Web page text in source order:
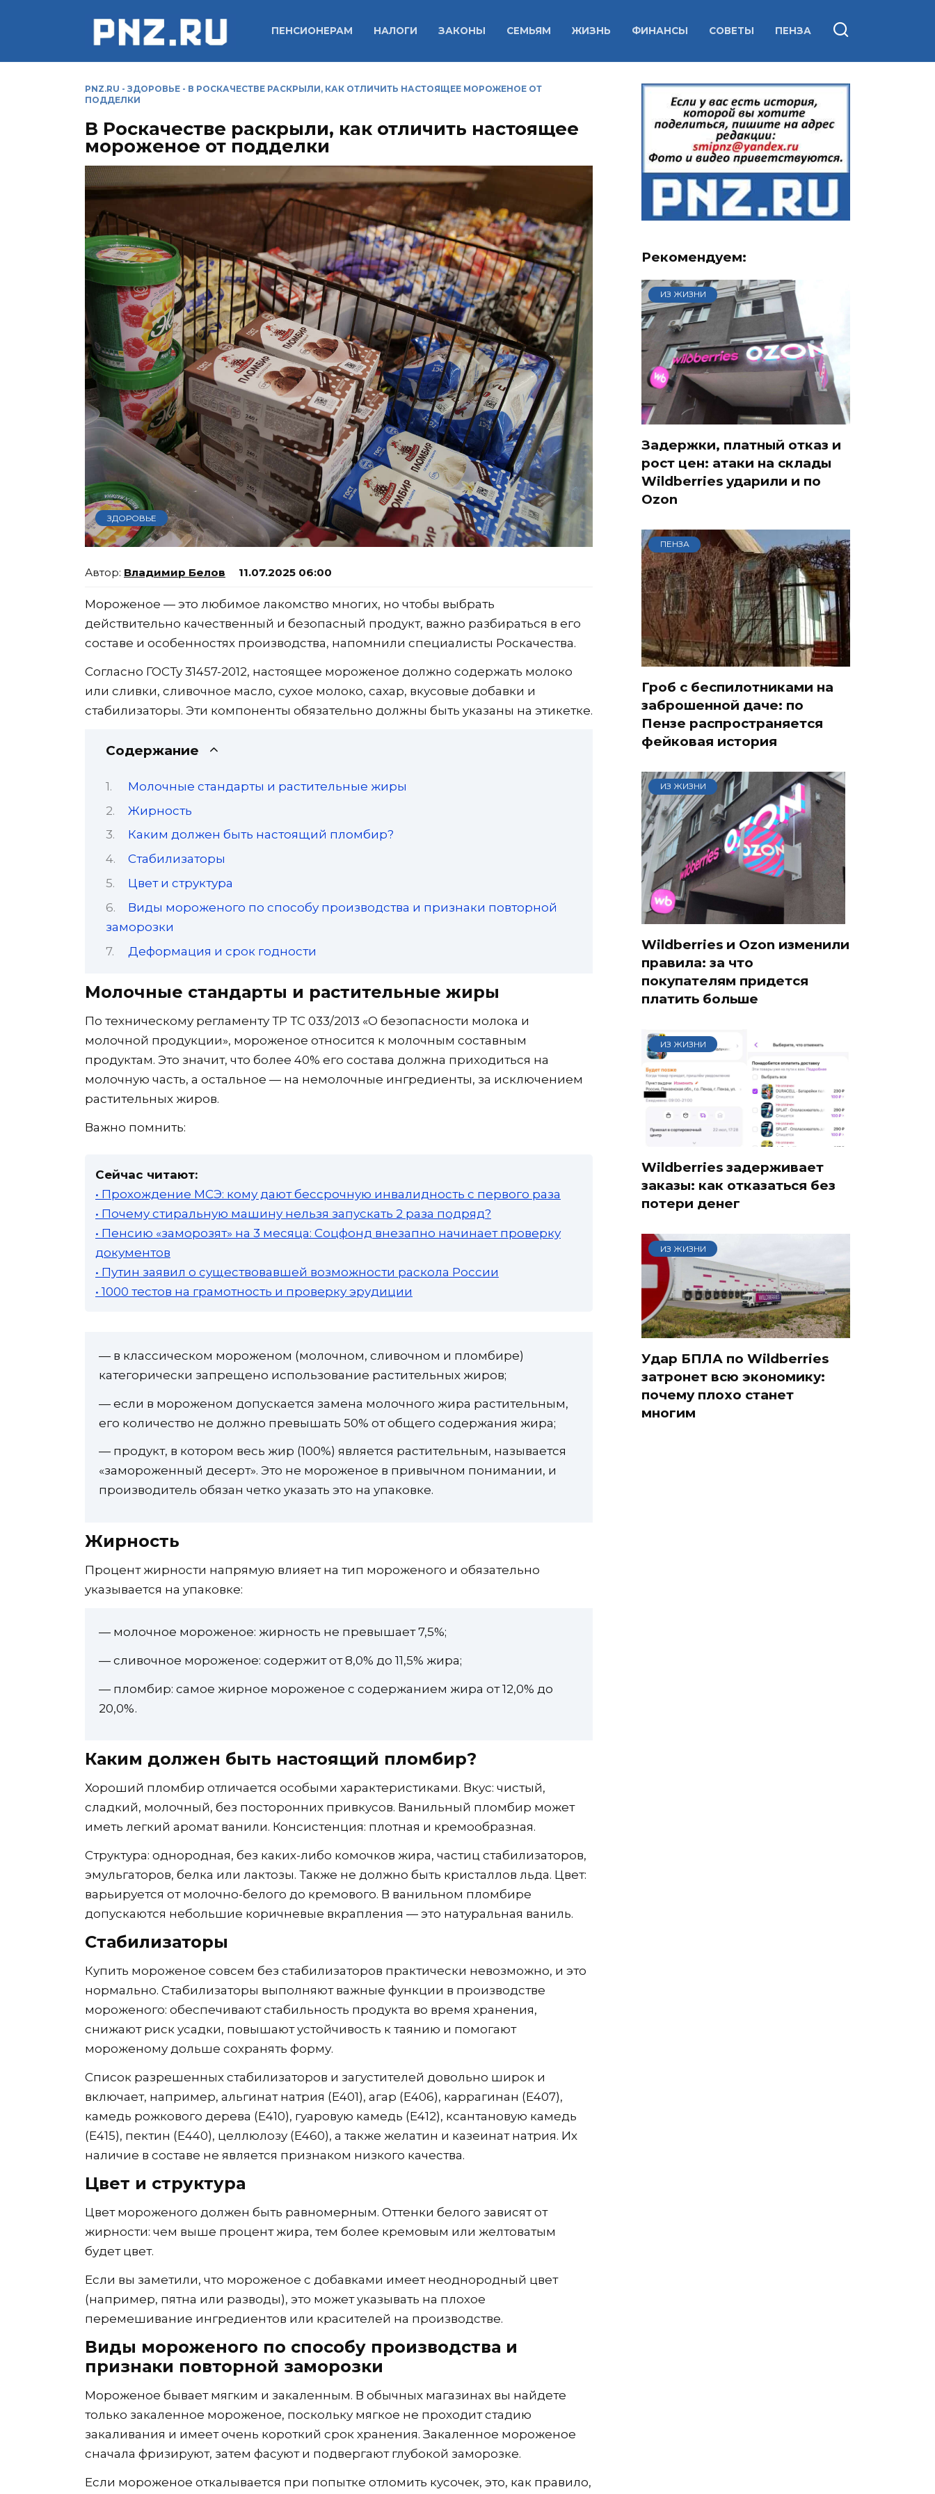
ПЕНСИОНЕРАМ НАЛОГИ ЗАКОНЫ СЕМЬЯМ ЖИЗНЬ ФИНАНСЫ СОВЕТЫ ПЕНЗА
PNZ.RU - ЗДОРОВЬЕ - В РОСКАЧЕСТВЕ РАСКРЫЛИ, КАК ОТЛИЧИТЬ НАСТОЯЩЕЕ МОРОЖЕНОЕ ОТ
ПОДДЕЛКИ
В Роскачестве раскрыли, как отличить настоящее
мороженое от подделки
ЗДОРОВЬЕ
Владимир Белов 11.07.2025 06:00
Мороженое — это любимое лакомство многих, но чтобы выбрать
действительно качественный и безопасный продукт, важно разбираться в его
составе и особенностях производства, напомнили специалисты Роскачества.
Согласно ГОСТу 31457-2012, настоящее мороженое должно содержать молоко
или сливки, сливочное масло, сухое молоко, сахар, вкусовые добавки и
стабилизаторы. Эти компоненты обязательно должны быть указаны на этикетке.
Содержание
Молочные стандарты и растительные жиры
Жирность
Каким должен быть настоящий пломбир?
Стабилизаторы
Цвет и структура
Виды мороженого по способу производства и признаки повторной
заморозки
Деформация и срок годности
Молочные стандарты и растительные жиры
По техническому регламенту ТР ТС 033/2013 «О безопасности молока и
молочной продукции», мороженое относится к молочным составным
продуктам. Это значит, что более 40% его состава должна приходиться на
молочную часть, а остальное — на немолочные ингредиенты, за исключением
растительных жиров.
Важно помнить:
Сейчас читают:
• Прохождение МСЭ: кому дают бессрочную инвалидность с первого раза
• Почему стиральную машину нельзя запускать 2 раза подряд?
• Пенсию «заморозят» на 3 месяца: Соцфонд внезапно начинает проверку
документов
• Путин заявил о существовавшей возможности раскола России
• 1000 тестов на грамотность и проверку эрудиции
— в классическом мороженом (молочном, сливочном и пломбире)
категорически запрещено использование растительных жиров;
— если в мороженом допускается замена молочного жира растительным,
его количество не должно превышать 50% от общего содержания жира;
— продукт, в котором весь жир (100%) является растительным, называется
«замороженный десерт». Это не мороженое в привычном понимании, и
производитель обязан четко указать это на упаковке.
Жирность
Процент жирности напрямую влияет на тип мороженого и обязательно
указывается на упаковке:
— молочное мороженое: жирность не превышает 7,5%;
— сливочное мороженое: содержит от 8,0% до 11,5% жира;
— пломбир: самое жирное мороженое с содержанием жира от 12,0% до
20,0%.
Каким должен быть настоящий пломбир?
Хороший пломбир отличается особыми характеристиками. Вкус: чистый,
сладкий, молочный, без посторонних привкусов. Ванильный пломбир может
иметь легкий аромат ванили. Консистенция: плотная и кремообразная.
Структура: однородная, без каких-либо комочков жира, частиц стабилизаторов,
эмульгаторов, белка или лактозы. Также не должно быть кристаллов льда. Цвет:
варьируется от молочно-белого до кремового. В ванильном пломбире
допускаются небольшие коричневые вкрапления — это натуральная ваниль.
Стабилизаторы
Купить мороженое совсем без стабилизаторов практически невозможно, и это
нормально. Стабилизаторы выполняют важные функции в производстве
мороженого: обеспечивают стабильность продукта во время хранения,
снижают риск усадки, повышают устойчивость к таянию и помогают
мороженому дольше сохранять форму.
Список разрешенных стабилизаторов и загустителей довольно широк и
включает, например, альгинат натрия (Е401), агар (Е406), каррагинан (Е407),
камедь рожкового дерева (Е410), гуаровую камедь (Е412), ксантановую камедь
(Е415), пектин (Е440), целлюлозу (Е460), а также желатин и казеинат натрия. Их
наличие в составе не является признаком низкого качества.
Цвет и структура
Цвет мороженого должен быть равномерным. Оттенки белого зависят от
жирности: чем выше процент жира, тем более кремовым или желтоватым
будет цвет.
Если вы заметили, что мороженое с добавками имеет неоднородный цвет
(например, пятна или разводы), это может указывать на плохое
перемешивание ингредиентов или красителей на производстве.
Виды мороженого по способу производства и
признаки повторной заморозки
Мороженое бывает мягким и закаленным. В обычных магазинах вы найдете
только закаленное мороженое, поскольку мягкое не проходит стадию
закаливания и имеет очень короткий срок хранения. Закаленное мороженое
сначала фризируют, затем фасуют и подвергают глубокой заморозке.
Если мороженое откалывается при попытке отломить кусочек, это, как правило,
Рекомендуем:
ИЗ ЖИЗНИ
Задержки, платный отказ и
рост цен: атаки на склады
Wildberries ударили и по
Ozon
ПЕНЗА
Гроб с беспилотниками на
заброшенной даче: по
Пензе распространяется
фейковая история
ИЗ ЖИЗНИ
Wildberries и Ozon изменили
правила: за что
покупателям придется
платить больше
ИЗ ЖИЗНИ
Wildberries задерживает
заказы: как отказаться без
потери денег
ИЗ ЖИЗНИ
Удар БПЛА по Wildberries
затронет всю экономику:
почему плохо станет
многим